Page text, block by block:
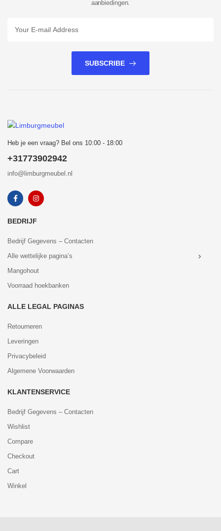
aanbiedingen.
SUBSCRIBE
Heb je een vraag? Bel ons 10:00 - 18:00
+31773902942
info@limburgmeubel.nl
BEDRIJF
Bedrijf Gegevens – Contacten
Alle wettelijke pagina’s
Mangohout
Voorraad hoekbanken
ALLE LEGAL PAGINAS
Retourneren
Leveringen
Privacybeleid
Algemene Voorwaarden
KLANTENSERVICE
Bedrijf Gegevens – Contacten
Wishlist
Compare
Checkout
Cart
Winkel